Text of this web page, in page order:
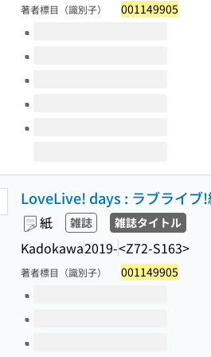
著者標目（識別子） 001149905
このタイトルの巻号
LoveLive! days : ラブライブ
紙 雑誌 雑誌タイトル
Kadokawa2019-<Z72-S163>
著者標目（識別子） 001149905
このタイトルの巻号